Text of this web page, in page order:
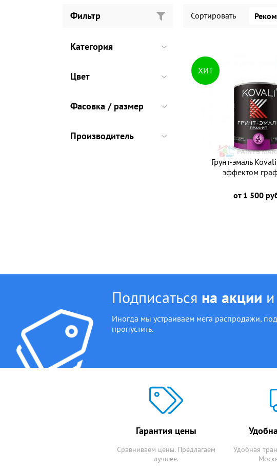
Фильтр
Категория
Цвет
Фасовка / размер
Производитель
Сортировать
ХИТ
Грунт-эмаль
эффектом
от 1 500
Подписаться на акции
Иногда мы устраиваем мега распродажи,
пропустить.
Гарантия цены
Сравниваем цены. Предлагаем
лучшее.
Удобная